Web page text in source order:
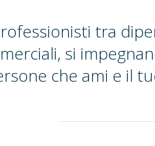
tra
si
che ami e il